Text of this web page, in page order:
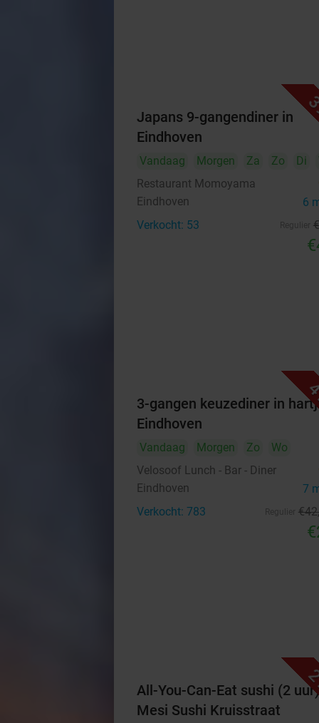
Japans 9-gangendiner in
Eindhoven
Vandaag Morgen Za Zo Di
Restaurant Momoyama
Eindhoven 6
Verkocht: 53
3-gangen keuzediner in
Eindhoven
Vandaag Morgen Zo
Wo
Velosoof Lunch - Bar - Diner
Eindhoven 7
Verkocht: 783 €42
All-You-Can-Eat sushi (2
Mesi Sushi Kruisstraat